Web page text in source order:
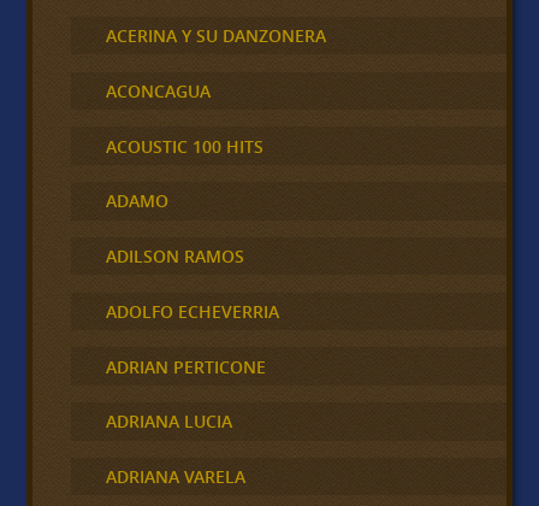
ACERINA Y SU DANZONERA
ACONCAGUA
ACOUSTIC 100 HITS
ADAMO
ADILSON RAMOS
ADOLFO ECHEVERRIA
ADRIAN PERTICONE
ADRIANA LUCIA
ADRIANA VARELA